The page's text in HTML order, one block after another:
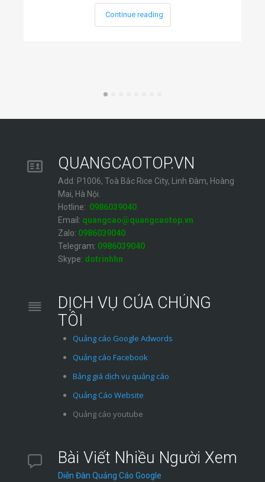
Continue reading
QUANGCAOTOP.VN
Add: P1006, Toà Bắc Rice City, Linh Đàm, Hoàng
Mai, Hà Nội.
Hotline: 0986039040
Email: quangcao@quangcaotop.vn
Zalo: 0986039040
Telegram: 0986039040
Skype: dotrinhhn
DỊCH VỤ CỦA CHÚNG
TÔI
Quảng cáo Google Adwords
Quảng cáo Facebook
Bảng giá dịch vụ quảng cáo
Quảng Cáo Website
Quảng cáo youtube
Bài Viết Nhiều Người Xem
Diễn Đàn Quảng Cáo Google